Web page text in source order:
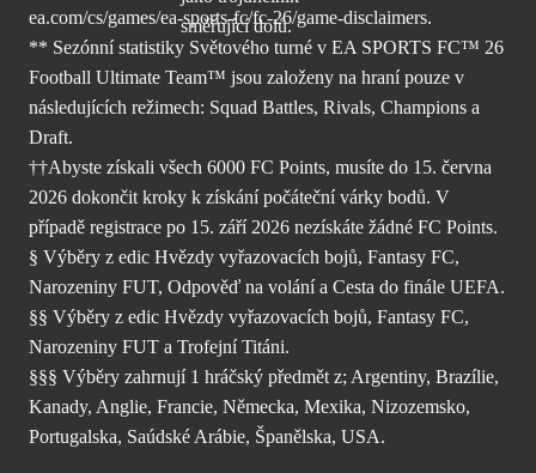
ea.com/cs/games/ea-sports-fc/fc-26/game-disclaimers.
** Sezónní statistiky Světového turné v EA SPORTS FC™ 26
Football Ultimate Team™ jsou založeny na hraní pouze v
následujících režimech: Squad Battles, Rivals, Champions a
Draft.
††Abyste získali všech 6000 FC Points, musíte do 15. června
2026 dokončit kroky k získání počáteční várky bodů. V
případě registrace po 15. září 2026 nezískáte žádné FC Points.
§ Výběry z edic Hvězdy vyřazovacích bojů, Fantasy FC,
Narozeniny FUT, Odpověď na volání a Cesta do finále UEFA.
§§ Výběry z edic Hvězdy vyřazovacích bojů, Fantasy FC,
Narozeniny FUT a Trofejní Titáni.
§§§ Výběry zahrnují 1 hráčský předmět z; Argentiny, Brazílie,
Kanady, Anglie, Francie, Německa, Mexika, Nizozemsko,
Portugalska, Saúdské Arábie, Španělska, USA.